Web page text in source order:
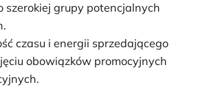
szerokiej grupy potencjalnych
czasu i energii sprzedającego
obowiązków promocyjnych